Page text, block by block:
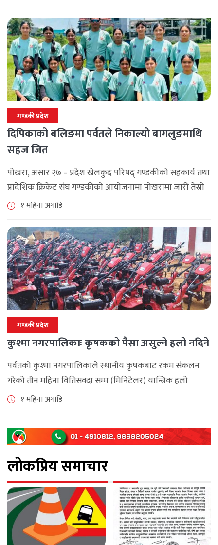
गण्डकी प्रदेश
दिपिकाको बलिङमा पर्वतले निकाल्यो बागलुङमाथि
सहज जित
पोखरा, असार २७ – प्रदेश खेलकुद परिषद् गण्डकीको सहकार्य तथा
प्रादेशिक क्रिकेट संघ गण्डकीको आयोजनामा पोखरामा जारी तेस्रो
गण्डकी महिला टी–२० क्रिकेट प्रतियोगिता–२०२६ अन्तर्गत शनिबार
१ महिना अगाडि
गण्डकी प्रदेश
कुश्मा नगरपालिकाः कृषकको पैसा असुल्ने हलो नदिने
पर्वतको कुश्मा नगरपालिकाले स्थानीय कृषकबाट रकम संकलन
गरेको तीन महिना वितिसक्दा सम्म (मिनिटेलर) यान्त्रिक हलो
वितरण नगरेपछि पर्वतको कुश्मा नगरपालिकाका कृषकहरु चिन्तित
१ महिना अगाडि
लोकप्रिय समाचार